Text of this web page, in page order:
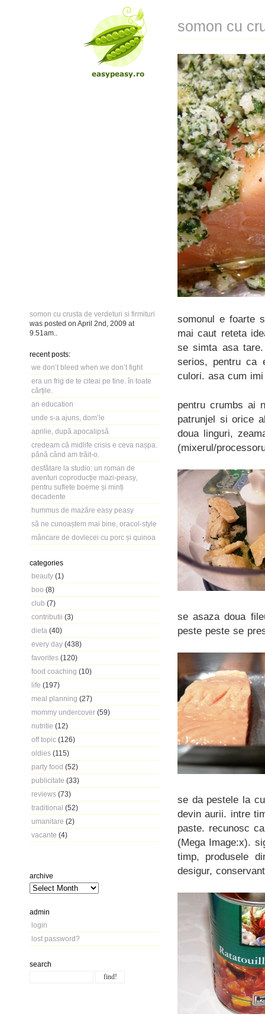
somon cu crusta de verdeturi si firmituri
was posted on April 2nd, 2009 at
9.51am
recent posts:
we don’t bleed when we don’t fight
era un frig de te citeai pe tine. în toate
cărțile.
an education
unde s-a ajuns, dom’le
aprilie, după apocalipsă
credeam că midlife crisis e ceva nașpa.
până când am trăit-o.
desfătare la studio: un roman de
aventuri coproducție mazi-peasy,
pentru suflete boeme și minți
decadente
hummus de mazăre easy peasy
să ne cunoaștem mai bine, oracol-style
mâncare de dovlecei cu porc și quinoa
categories
beauty (1)
boo (8)
club (7)
contributii (3)
dieta (40)
every day (438)
favorites (120)
food coaching (10)
life (197)
meal planning (27)
mommy undercover (59)
nutritie (12)
off topic (126)
oldies (115)
party food (52)
publicitate (33)
reviews (73)
traditional (52)
umanitare (2)
vacante (4)
archive
admin
login
lost password?
search
somon cu
somonul e foarte
mai caut reteta
se simta asa
serios, pentru ca
culori. asa cum
pentru crumbs ai
patrunjel si orice
doua linguri,
(mixerul/
se asaza doua
peste peste se
se da pestele la
devin aurii. intre
paste. recunosc
(Mega Image:x).
timp, produsele
desigur,